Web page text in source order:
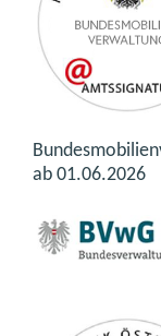
ab 01.06.2026